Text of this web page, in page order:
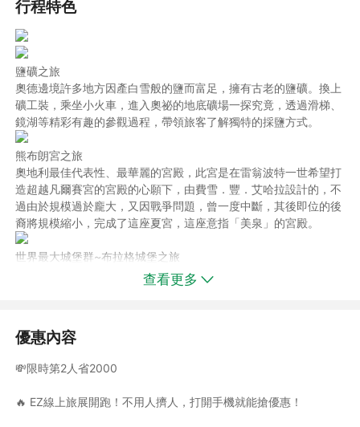
行程特色
鹽礦之旅
奧德邊境許多地方因產白雪般的鹽而富足，擁有古老的鹽礦。換上
礦工裝，乘坐小火車，進入奧祕的地底礦場一探究竟，透過滑梯、
鏡湖等精彩有趣的參觀過程，帶領旅客了解獨特的採鹽方式。
熊布朗宮之旅
奧地利最佳代表性、最華麗的宮殿，此宮是在雷翁波特一世希望打
造超越凡爾賽宮的宮殿的心願下，由費雪．豐．艾哈拉設計的，不
過由於規模過於龐大，又因戰爭問題，曾一度中斷，其後即位的後
裔將規模縮小，完成了這座夏宮，這座意指「美泉」的宮殿。
世界最大城堡群~布拉格城堡之旅
位於伏爾他瓦河左岸小山丘上，經歷無數朝代更迭整修重建，直至
18世紀瑪麗亞泰瑞莎時期又一次大規模整修才逐漸有今日之風貌。
乘坐伏爾塔瓦河的遊船，用不同的角度來欣賞河岸邊的各式建築，
查看更多
優惠內容
💸限時第2人省2000
🔥 EZ線上旅展開跑！不用人擠人，打開手機就能搶優惠！